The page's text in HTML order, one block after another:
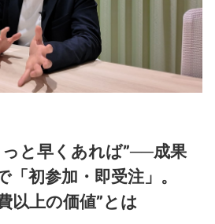
と早くあれば”──成果
「初参加・即受注」。
以上の価値”とは